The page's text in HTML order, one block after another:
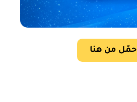
حمّل من هنا